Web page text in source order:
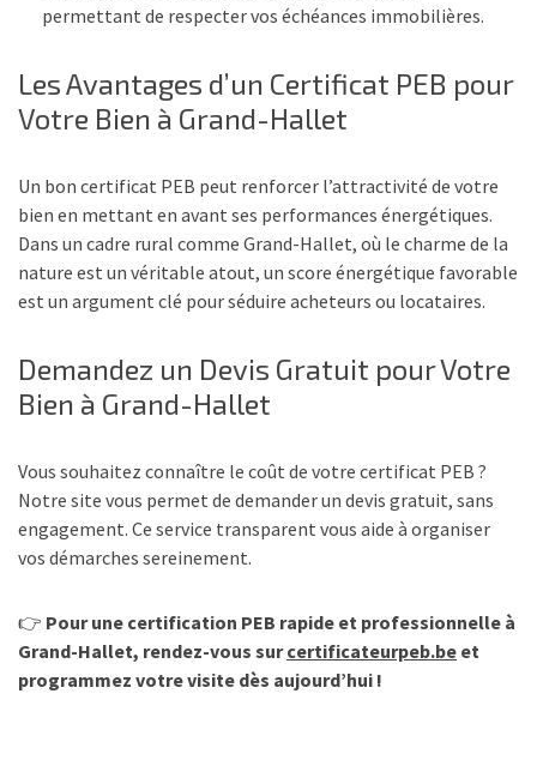
permettant de respecter vos échéances immobilières.
Les Avantages d’un Certificat PEB pour
Votre Bien à Grand-Hallet
Un bon certificat PEB peut renforcer l’attractivité de votre
bien en mettant en avant ses performances énergétiques.
Dans un cadre rural comme Grand-Hallet, où le charme de la
nature est un véritable atout, un score énergétique favorable
est un argument clé pour séduire acheteurs ou locataires.
Demandez un Devis Gratuit pour Votre
Bien à Grand-Hallet
Vous souhaitez connaître le coût de votre certificat PEB ?
Notre site vous permet de demander un devis gratuit, sans
engagement. Ce service transparent vous aide à organiser
vos démarches sereinement.
👉 Pour une certification PEB rapide et professionnelle à
Grand-Hallet, rendez-vous surcertificateurpeb.be et
programmez votre visite dès aujourd’hui !